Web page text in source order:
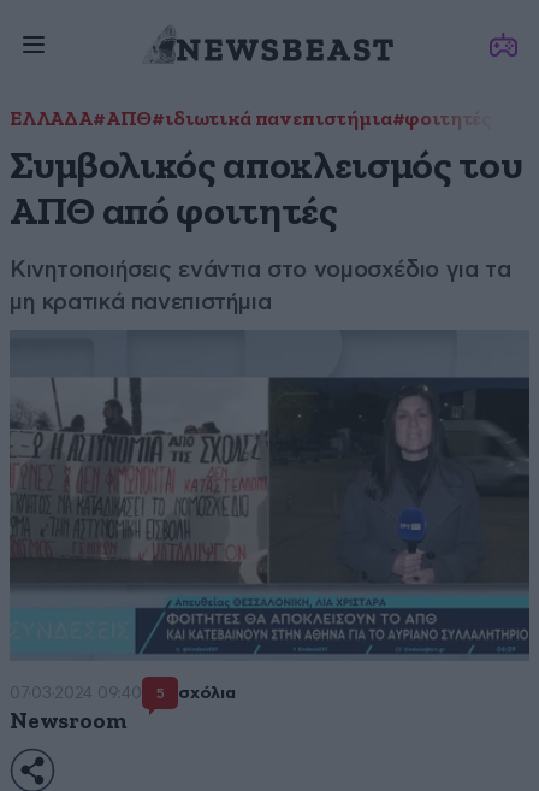
ΕΛΛΑΔΑ#ΑΠΘ#ιδιωτικά πανεπιστήμια#φοιτητές
Συμβολικός αποκλεισμός του
ΑΠΘ από φοιτητές
Κινητοποιήσεις ενάντια στο νομοσχέδιο για τα
μη κρατικά πανεπιστήμια
07·03·2024 09:40 5 σχόλια
Newsroom